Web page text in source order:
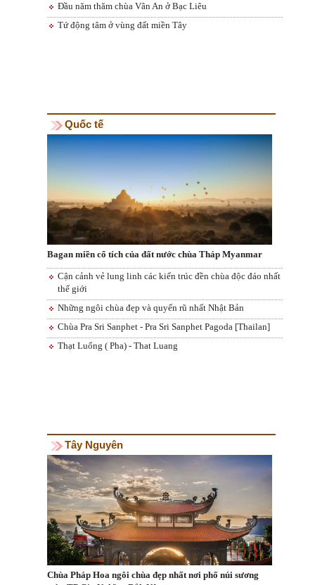
Đầu năm thăm chùa Vân An ở Bạc Liêu
Tứ động tâm ở vùng đất miền Tây
Quốc tế
Bagan miền cổ tích của đất nước chùa Tháp Myanmar
Cận cảnh vẻ lung linh các kiến trúc đền chùa độc đáo nhất
thế giới
Những ngôi chùa đẹp và quyến rũ nhất Nhật Bản
Chùa Pra Sri Sanphet - Pra Sri Sanphet Pagoda [Thailan]
Thạt Luổng ( Pha) - That Luang
Tây Nguyên
Chùa Pháp Hoa ngôi chùa đẹp nhất nơi phố núi sương